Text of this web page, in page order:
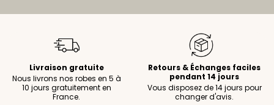
Livraison gratuite
Nous livrons nos robes en 5 à
10 jours gratuitement en
France.
Retours & Échanges faciles
pendant 14 jours
Vous disposez de 14 jours pour
changer d'avis.